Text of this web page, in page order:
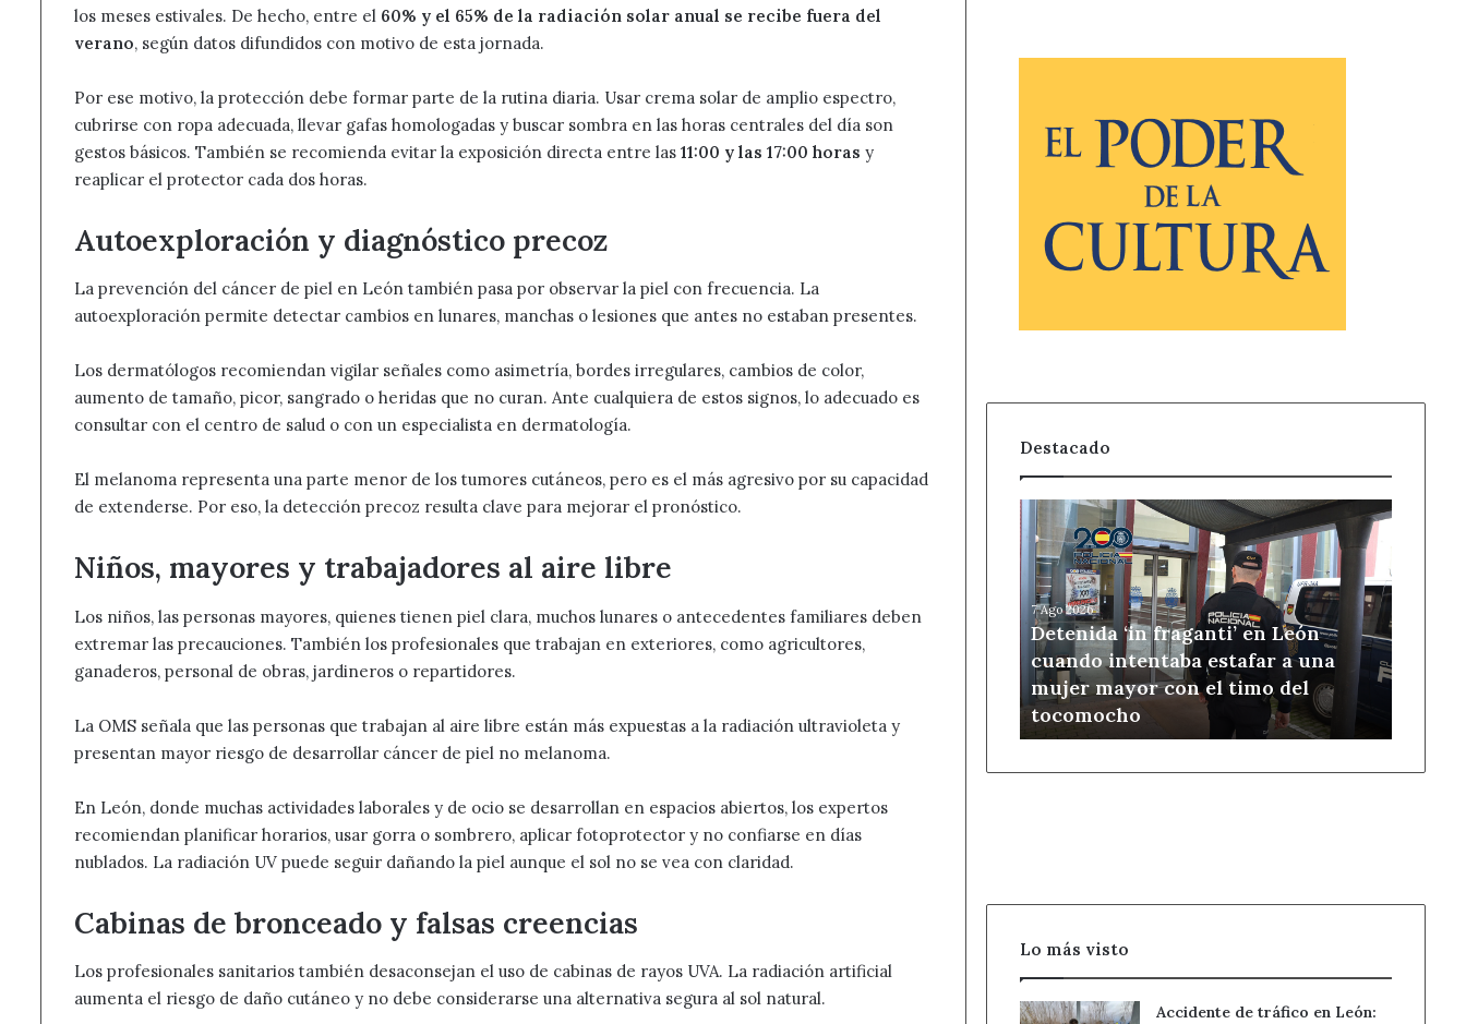
los meses estivales. De hecho, entre el 60% y el 65% de la radiación solar anual se recibe fuera del
verano, según datos difundidos con motivo de esta jornada.
Por ese motivo, la protección debe formar parte de la rutina diaria. Usar crema solar de amplio espectro,
cubrirse con ropa adecuada, llevar gafas homologadas y buscar sombra en las horas centrales del día son
gestos básicos. También se recomienda evitar la exposición directa entre las 11:00 y las 17:00 horas y
reaplicar el protector cada dos horas.
Autoexploración y diagnóstico precoz
La prevención del cáncer de piel en León también pasa por observar la piel con frecuencia. La
autoexploración permite detectar cambios en lunares, manchas o lesiones que antes no estaban presentes.
Los dermatólogos recomiendan vigilar señales como asimetría, bordes irregulares, cambios de color,
aumento de tamaño, picor, sangrado o heridas que no curan. Ante cualquiera de estos signos, lo adecuado es
consultar con el centro de salud o con un especialista en dermatología.
El melanoma representa una parte menor de los tumores cutáneos, pero es el más agresivo por su capacidad
de extenderse. Por eso, la detección precoz resulta clave para mejorar el pronóstico.
Niños, mayores y trabajadores al aire libre
Los niños, las personas mayores, quienes tienen piel clara, muchos lunares o antecedentes familiares deben
extremar las precauciones. También los profesionales que trabajan en exteriores, como agricultores,
ganaderos, personal de obras, jardineros o repartidores.
La OMS señala que las personas que trabajan al aire libre están más expuestas a la radiación ultravioleta y
presentan mayor riesgo de desarrollar cáncer de piel no melanoma.
En León, donde muchas actividades laborales y de ocio se desarrollan en espacios abiertos, los expertos
recomiendan planificar horarios, usar gorra o sombrero, aplicar fotoprotector y no confiarse en días
nublados. La radiación UV puede seguir dañando la piel aunque el sol no se vea con claridad.
Cabinas de bronceado y falsas creencias
Los profesionales sanitarios también desaconsejan el uso de cabinas de rayos UVA. La radiación artificial
aumenta el riesgo de daño cutáneo y no debe considerarse una alternativa segura al sol natural.
Destacado
Detenida
‘in
fraganti’
León
cuando
intentaba
estafar
a
una
mujer
7 Ago 2026
Detenida ‘in fraganti’ en León
cuando intentaba estafar a una
mujer mayor con el timo del
tocomocho
Lo más visto
Accidente de tráfico en León: